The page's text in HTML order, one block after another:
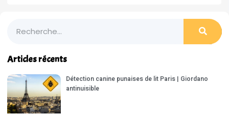
Articles récents
Détection canine punaises de lit Paris | Giordano
antinuisible